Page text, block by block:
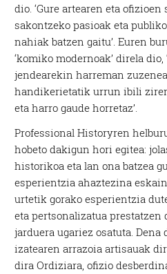
dio. ‘Gure artearen eta
sakontzeko pasioak eta
nahiak batzen gaitu’. Euren
‘komiko modernoak’ direla
jendearekin harreman
handikerietatik urrun ibili
eta harro gaude horretaz’.
Professional Historyren
hobeto dakigun hori egitea:
historikoa eta lan ona batzea
esperientzia ahaztezina
urtetik gorako esperientzia
eta pertsonalizatua
jarduera ugariez osatuta.
izatearen arrazoia artisauak
dira Ordiziara, ofizio